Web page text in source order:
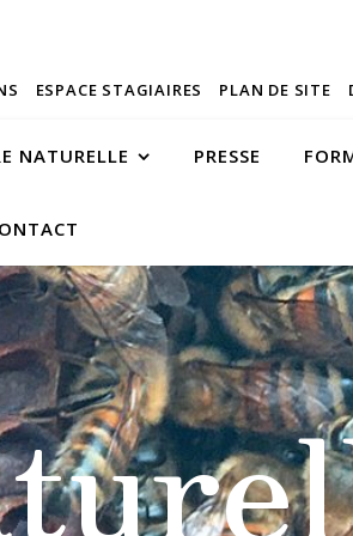
ESPACE STAGIAIRES PLAN DE SITE
NATURELLE PRESSE